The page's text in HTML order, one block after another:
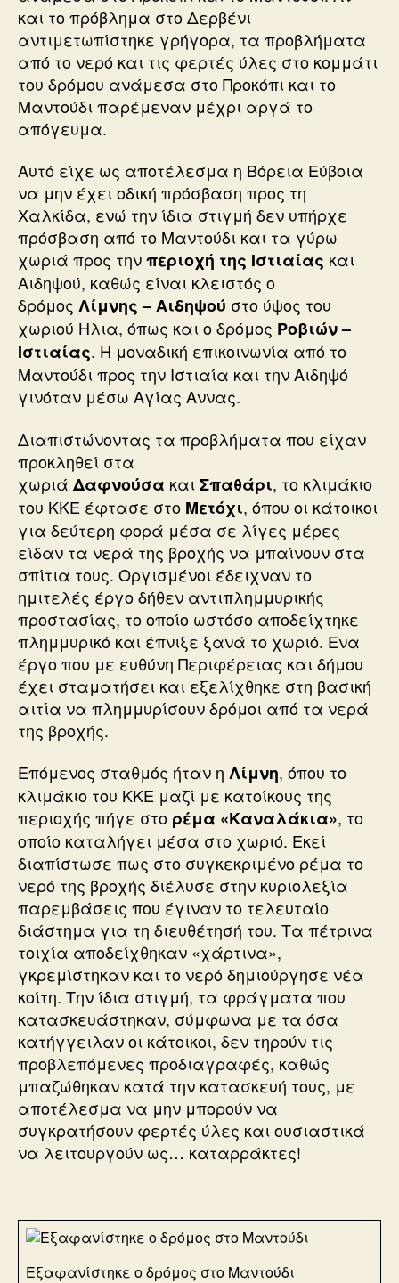
και το πρόβλημα στο Δερβένι
αντιμετωπίστηκε γρήγορα, τα προβλήματα
από το νερό και τις φερτές ύλες στο κομμάτι
του δρόμου ανάμεσα στο Προκόπι και το
Μαντούδι παρέμεναν μέχρι αργά το
απόγευμα.
Αυτό είχε ως αποτέλεσμα η Βόρεια Εύβοια
να μην έχει οδική πρόσβαση προς τη
Χαλκίδα, ενώ την ίδια στιγμή δεν υπήρχε
πρόσβαση από το Μαντούδι και τα γύρω
χωριά προς τηνπεριοχή της Ιστιαίας και
Αιδηψού, καθώς είναι κλειστός ο
δρόμος Λίμνης – Αιδηψού στο ύψος του
χωριού Ηλια, όπως και ο δρόμος Ροβιών –
Ιστιαίας. Η μοναδική επικοινωνία από το
Μαντούδι προς την Ιστιαία και την Αιδηψό
γινόταν μέσω Αγίας Αννας.
Διαπιστώνοντας τα προβλήματα που είχαν
προκληθεί στα
χωριά Δαφνούσα καιΣπαθάρι, το κλιμάκιο
του ΚΚΕ έφτασε στο Μετόχι, όπου οι κάτοικοι
για δεύτερη φορά μέσα σε λίγες μέρες
είδαν τα νερά της βροχής να μπαίνουν στα
σπίτια τους. Οργισμένοι έδειχναν το
ημιτελές έργο δήθεν αντιπλημμυρικής
προστασίας, το οποίο ωστόσο αποδείχτηκε
πλημμυρικό και έπνιξε ξανά το χωριό. Ενα
έργο που με ευθύνη Περιφέρειας και δήμου
έχει σταματήσει και εξελίχθηκε στη βασική
αιτία να πλημμυρίσουν δρόμοι από τα νερά
της βροχής.
Επόμενος σταθμός ήταν η Λίμνη, όπου το
κλιμάκιο του ΚΚΕ μαζί με κατοίκους της
περιοχής πήγε στο ρέμα «Καναλάκια», το
οποίο καταλήγει μέσα στο χωριό. Εκεί
διαπίστωσε πως στο συγκεκριμένο ρέμα το
νερό της βροχής διέλυσε στην κυριολεξία
παρεμβάσεις που έγιναν το τελευταίο
διάστημα για τη διευθέτησή του. Τα πέτρινα
τοιχία αποδείχθηκαν «χάρτινα»,
γκρεμίστηκαν και το νερό δημιούργησε νέα
κοίτη. Την ίδια στιγμή, τα φράγματα που
κατασκευάστηκαν, σύμφωνα με τα όσα
κατήγγειλαν οι κάτοικοι, δεν τηρούν τις
προβλεπόμενες προδιαγραφές, καθώς
μπαζώθηκαν κατά την κατασκευή τους, με
αποτέλεσμα να μην μπορούν να
συγκρατήσουν φερτές ύλες και ουσιαστικά
να λειτουργούν ως… καταρράκτες!
Εξαφανίστηκε ο δρόμος στο Μαντούδι